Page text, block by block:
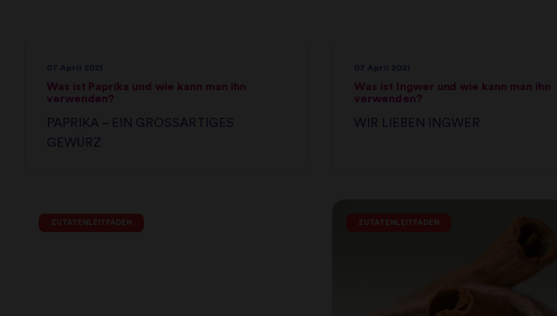
Was ist Paprika und wie kann man ihn
verwenden?
PAPRIKA – EIN GROSSARTIGES
GEWÜRZ
Was ist Ingwer und wie kann man ihn
verwenden?
WIR LIEBEN INGWER
ZUTATENLEITFADEN ZUTATENLEITFADEN